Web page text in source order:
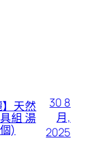
】天然
組 湯
)
30 8
月,
2025